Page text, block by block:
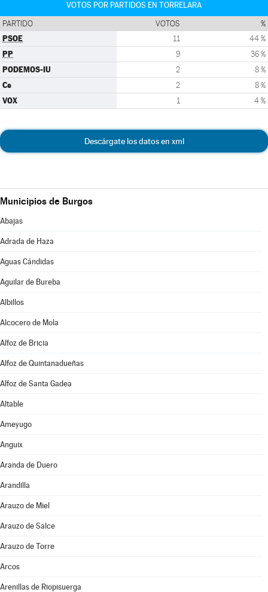
VOTOS POR PARTIDOS EN TORRELARA
PARTIDO VOTOS %
PSOE 11 44 %
PP 9 36 %
PODEMOS-IU 2 8 %
Cs 2 8 %
VOX 1 4 %
Descárgate los datos en xml
Municipios de Burgos
Abajas
Adrada de Haza
Aguas Cándidas
Aguilar de Bureba
Albillos
Alcocero de Mola
Alfoz de Bricia
Alfoz de Quintanadueñas
Alfoz de Santa Gadea
Altable
Ameyugo
Anguix
Aranda de Duero
Arandilla
Arauzo de Miel
Arauzo de Salce
Arauzo de Torre
Arcos
Arenillas de Riopisuerga